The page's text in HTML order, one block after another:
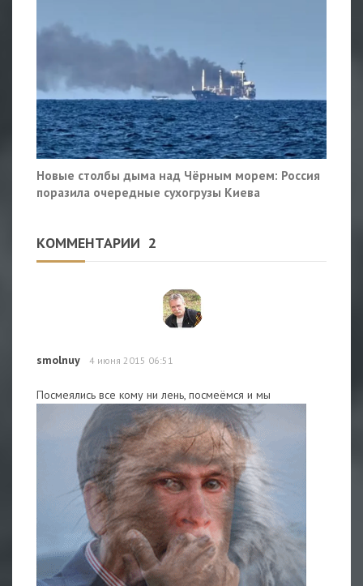
Новые столбы дыма над Чёрным морем: Россия
поразила очередные сухогрузы Киева
КОММЕНТАРИИ 2
smolnuy 4 июня 2015 06:51
Посмеялись все кому ни лень, посмеёмся и мы